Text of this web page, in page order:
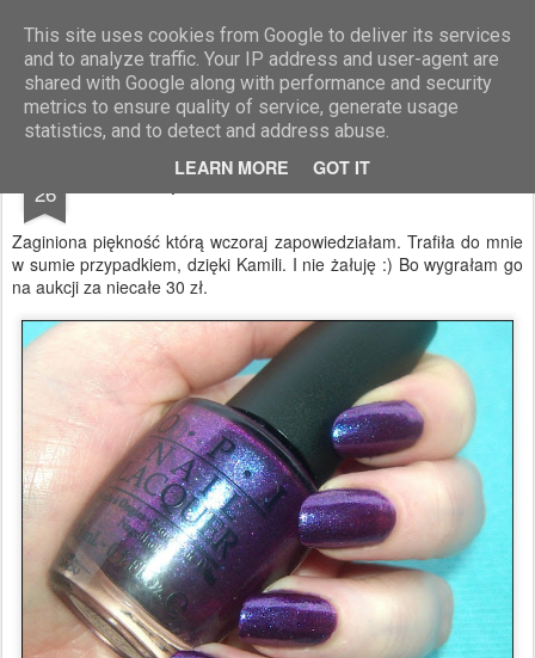
This site uses cookies from Google to deliver its services
and to analyze traffic. Your IP address and user-agent are
shared with Google along with performance and security
metrics to ensure quality of service, generate usage
statistics, and to detect and address abuse.
LEARN MORE GOT IT
Blog Moniszona
26 Opi GRAPE...SET...MATCH
Zaginiona piękność którą wczoraj zapowiedziałam. Trafiła do mnie
w sumie przypadkiem, dzięki Kamili. I nie żałuję :) Bo wygrałam go
na aukcji za niecałe 30 zł.